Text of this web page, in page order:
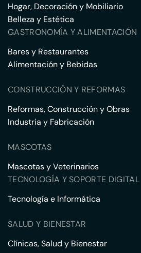
Hogar, Decoración y Mobiliario
Belleza y Estética
GASTRONOMÍA Y ALIMENTACIÓN
Bares y Restaurantes
Alimentación y Bebidas
CONSTRUCCIÓN Y REFORMAS
Reformas, Construcción y Obras
Industria y Fabricación
MASCOTAS
Mascotas y Veterinarios
TECNOLOGÍA Y SOPORTE DIGITAL
Tecnología e Informática
SALUD Y BIENESTAR
Clínicas, Salud y Bienestar